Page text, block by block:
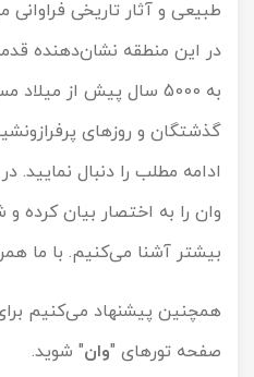
طبیعی و آثار تاریخی فراوانی
در این منطقه نشان‌دهنده
به 5000 سال پیش از
گذشتگان و روزهای
ادامه مطلب را دنبال نمایید.
وان را به اختصار بیان کرده و
بیشتر آشنا می‌کنیم. با ما
همچنین پیشنهاد می‌کنیم
صفحه تورهای "وان" شوید.
تور طبس
تور کویر کاراکال
تور کویر مصر
تور کویر ابوزیدآباد
تور هرمز
تور ماسوله
تور کیش از ساری
اقساطی
تور کیش از بندرعباس
اقساطی
تور مالدیو
تور قزاقستان اقساطی
تور زیارتی اقساطی